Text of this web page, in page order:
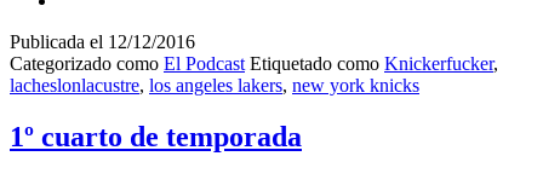
Publicada el 12/12/2016
Categorizado como El Podcast Etiquetado como Knickerfucker,
lacheslonlacustre, los angeles lakers, new york knicks
1º cuarto de temporada